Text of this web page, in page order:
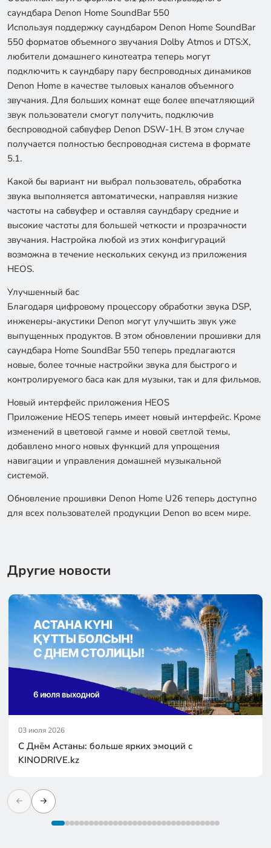
саундбара Denon Home SoundBar 550
Используя поддержку саундбаром Denon Home SoundBar
550 форматов объемного звучания Dolby Atmos и DTS:X,
любители домашнего кинотеатра теперь могут
подключить к саундбару пару беспроводных динамиков
Denon Home в качестве тыловых каналов объемного
звучания. Для больших комнат еще более впечатляющий
звук пользователи смогут получить, подключив
беспроводной сабвуфер Denon DSW-1H. В этом случае
получается полностью беспроводная система в формате
5.1.
Какой бы вариант ни выбрал пользователь, обработка
звука выполняется автоматически, направляя низкие
частоты на сабвуфер и оставляя саундбару средние и
высокие частоты для большей четкости и прозрачности
звучания. Настройка любой из этих конфигураций
возможна в течение нескольких секунд из приложения
HEOS.
Улучшенный бас
Благодаря цифровому процессору обработки звука DSP,
инженеры-акустики Denon могут улучшить звук уже
выпущенных продуктов. В этом обновлении прошивки для
саундбара Home SoundBar 550 теперь предлагаются
новые, более точные настройки звука для быстрого и
контролируемого баса как для музыки, так и для фильмов.
Новый интерфейс приложения HEOS
Приложение HEOS теперь имеет новый интерфейс. Кроме
изменений в цветовой гамме и новой светлой темы,
добавлено много новых функций для упрощения
навигации и управления домашней музыкальной
системой.
Обновление прошивки Denon Home U26 теперь доступно
для всех пользователей продукции Denon во всем мире.
Другие новости
03 июля 2026
С Днём Астаны: больше ярких эмоций с
KINODRIVE.kz